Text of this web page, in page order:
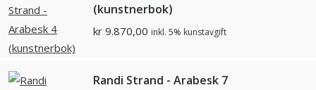
(kunstnerbok)
kr 9.870,00 inkl. 5% kunstavgift
Randi Strand - Arabesk 7